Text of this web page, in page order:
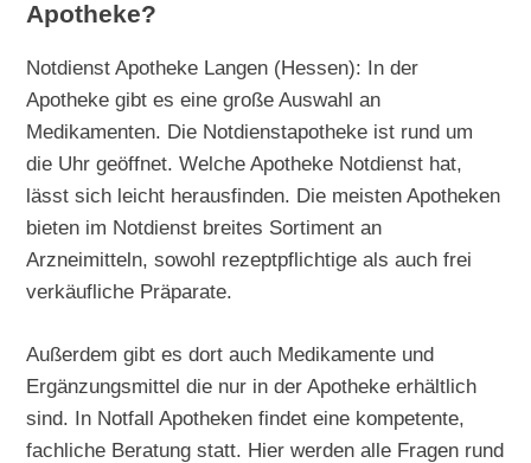
Apotheke?
Notdienst Apotheke Langen (Hessen): In der
Apotheke gibt es eine große Auswahl an
Medikamenten. Die Notdienstapotheke ist rund um
die Uhr geöffnet. Welche Apotheke Notdienst hat,
lässt sich leicht herausfinden. Die meisten Apotheken
bieten im Notdienst breites Sortiment an
Arzneimitteln, sowohl rezeptpflichtige als auch frei
verkäufliche Präparate.
Außerdem gibt es dort auch Medikamente und
Ergänzungsmittel die nur in der Apotheke erhältlich
sind. In Notfall Apotheken findet eine kompetente,
fachliche Beratung statt. Hier werden alle Fragen rund